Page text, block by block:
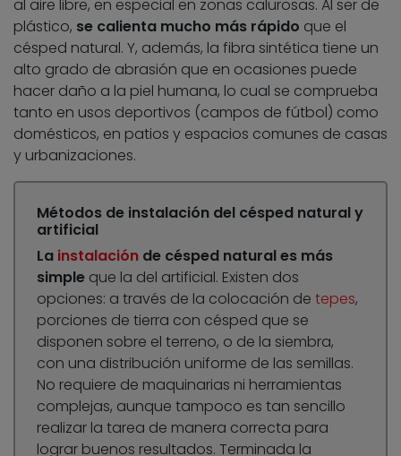
al aire libre, en especial en zonas calurosas. Al ser de
plástico, se calienta mucho más rápido que el
césped natural. Y, además, la fibra sintética tiene un
alto grado de abrasión que en ocasiones puede
hacer daño a la piel humana, lo cual se comprueba
tanto en usos deportivos (campos de fútbol) como
domésticos, en patios y espacios comunes de casas
y urbanizaciones.
Métodos de instalación del césped natural y
artificial
La instalación de césped natural es más
simple que la del artificial. Existen dos
opciones: a través de la colocación de tepes,
porciones de tierra con césped que se
disponen sobre el terreno, o de la siembra,
con una distribución uniforme de las semillas.
No requiere de maquinarias ni herramientas
complejas, aunque tampoco es tan sencillo
realizar la tarea de manera correcta para
lograr buenos resultados. Terminada la